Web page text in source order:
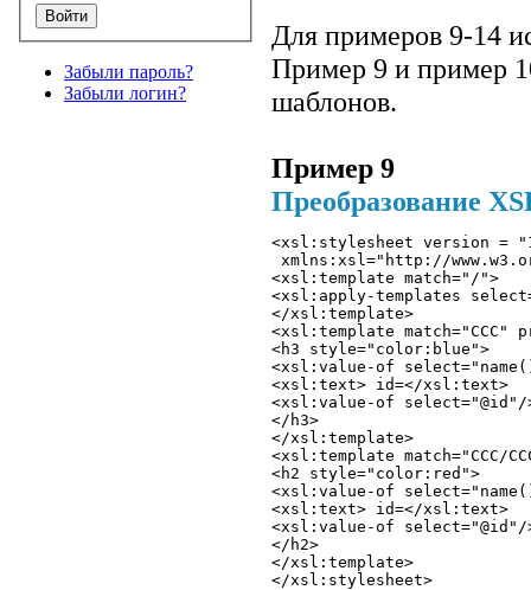
Забыли пароль?
Забыли логин?
Для примеров 9-14
Пример 9 и пример
шаблонов.
Пример 9
Преобразование
<xsl:stylesheet version =
xmlns:xsl="http://
<xsl:template match="/">
<xsl:apply-templates
</xsl:template>
<xsl:template
<h3 style="color:blue">
<xsl:value-of
<xsl:text> id=</xsl:text>
<xsl:value-of
</h3>
</xsl:template>
<xsl:template match="CCC/
<h2 style="color:red">
<xsl:value-of
<xsl:text> id=</xsl:text>
<xsl:value-of
</h2>
</xsl:template>
</xsl:stylesheet>